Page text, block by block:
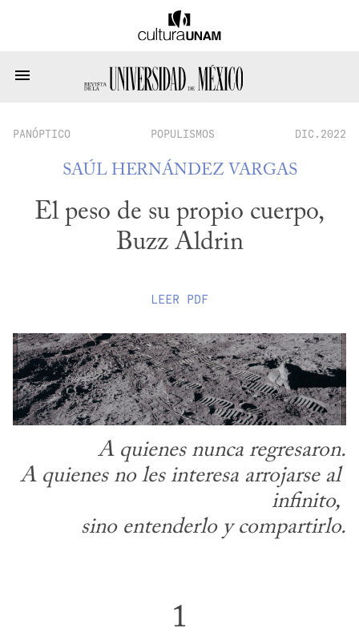
PANÓPTICO POPULISMOS DIC.2022
SAÚL HERNÁNDEZ VARGAS
El peso de su propio cuerpo,
Buzz Aldrin
LEER PDF
A quienes nunca regresaron.
A quienes no les interesa arrojarse al
infinito,
sino entenderlo y compartirlo.
1